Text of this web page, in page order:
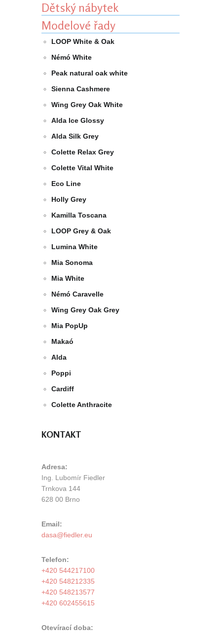
Dětský nábytek
Modelové řady
LOOP White & Oak
Némó White
Peak natural oak white
Sienna Cashmere
Wing Grey Oak White
Alda Ice Glossy
Alda Silk Grey
Colette Relax Grey
Colette Vital White
Eco Line
Holly Grey
Kamilla Toscana
LOOP Grey & Oak
Lumina White
Mia Sonoma
Mia White
Némó Caravelle
Wing Grey Oak Grey
Mia PopUp
Makaó
Alda
Poppi
Cardiff
Colette Anthracite
KONTAKT
Adresa:
Ing. Lubomír Fiedler
Trnkova 144
628 00 Brno
Email:
Telefon:
+420 544217100
+420 548212335
+420 548213577
+420 602455615
Otevírací doba: